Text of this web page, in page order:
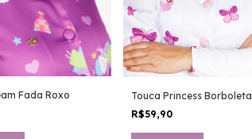
Fada Roxo
Touca Princess Borboleta
R$59,90